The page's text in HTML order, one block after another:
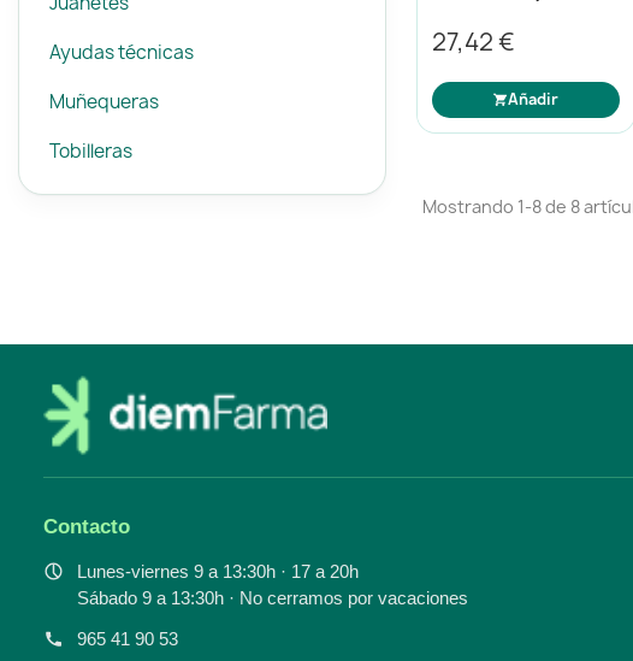
Ayudas técnicas
Muñequeras
Tobilleras
27,42 €
Añadir
Mostrando 1-8 de 8
Contacto
Lunes-viernes 9 a 13:30h · 17 a 20h
Sábado 9 a 13:30h · No cerramos por vacaciones
965 41 90 53